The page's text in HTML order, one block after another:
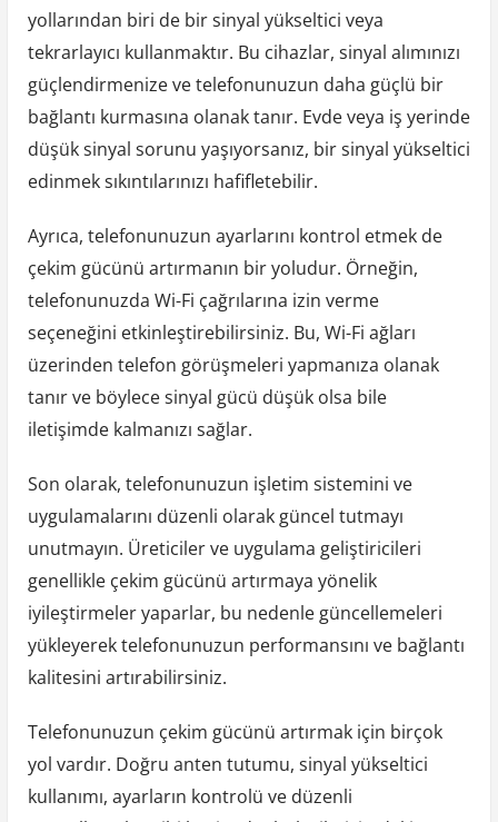
yollarından biri de bir sinyal yükseltici veya
tekrarlayıcı kullanmaktır. Bu cihazlar, sinyal alımınızı
güçlendirmenize ve telefonunuzun daha güçlü bir
bağlantı kurmasına olanak tanır. Evde veya iş yerinde
düşük sinyal sorunu yaşıyorsanız, bir sinyal yükseltici
edinmek sıkıntılarınızı hafifletebilir.
Ayrıca, telefonunuzun ayarlarını kontrol etmek de
çekim gücünü artırmanın bir yoludur. Örneğin,
telefonunuzda Wi-Fi çağrılarına izin verme
seçeneğini etkinleştirebilirsiniz. Bu, Wi-Fi ağları
üzerinden telefon görüşmeleri yapmanıza olanak
tanır ve böylece sinyal gücü düşük olsa bile
iletişimde kalmanızı sağlar.
Son olarak, telefonunuzun işletim sistemini ve
uygulamalarını düzenli olarak güncel tutmayı
unutmayın. Üreticiler ve uygulama geliştiricileri
genellikle çekim gücünü artırmaya yönelik
iyileştirmeler yaparlar, bu nedenle güncellemeleri
yükleyerek telefonunuzun performansını ve bağlantı
kalitesini artırabilirsiniz.
Telefonunuzun çekim gücünü artırmak için birçok
yol vardır. Doğru anten tutumu, sinyal yükseltici
kullanımı, ayarların kontrolü ve düzenli